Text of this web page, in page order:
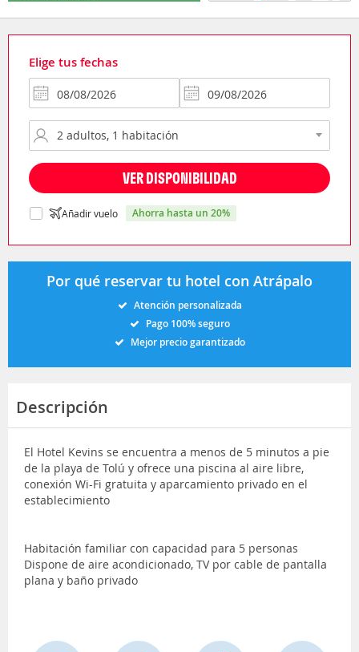
Elige tus fechas
VER DISPONIBILIDAD
Añadir vuelo ahorra hasta un 20%
Por qué reservar tu hotel con Atrápalo
Atención personalizada
Pago 100% seguro
Mejor precio garantizado
Descripción
El Hotel Kevins se encuentra a menos de 5 minutos a pie
de la playa de Tolú y ofrece una piscina al aire libre,
conexión Wi-Fi gratuita y aparcamiento privado en el
establecimiento
Habitación familiar con capacidad para 5 personas
Dispone de aire acondicionado, TV por cable de pantalla
plana y baño privado